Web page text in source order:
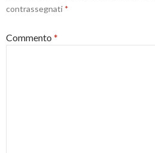
contrassegnati *
Commento *